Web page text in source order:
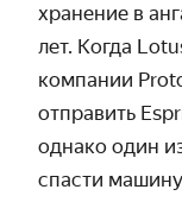
хранение в
лет. Когда
компании
отправить
однако один
спасти